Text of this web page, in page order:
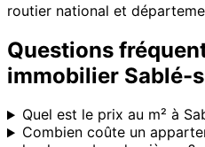
routier national et
Questions
immobilier Sablé-
Quel est le prix au m² à
Combien coûte un